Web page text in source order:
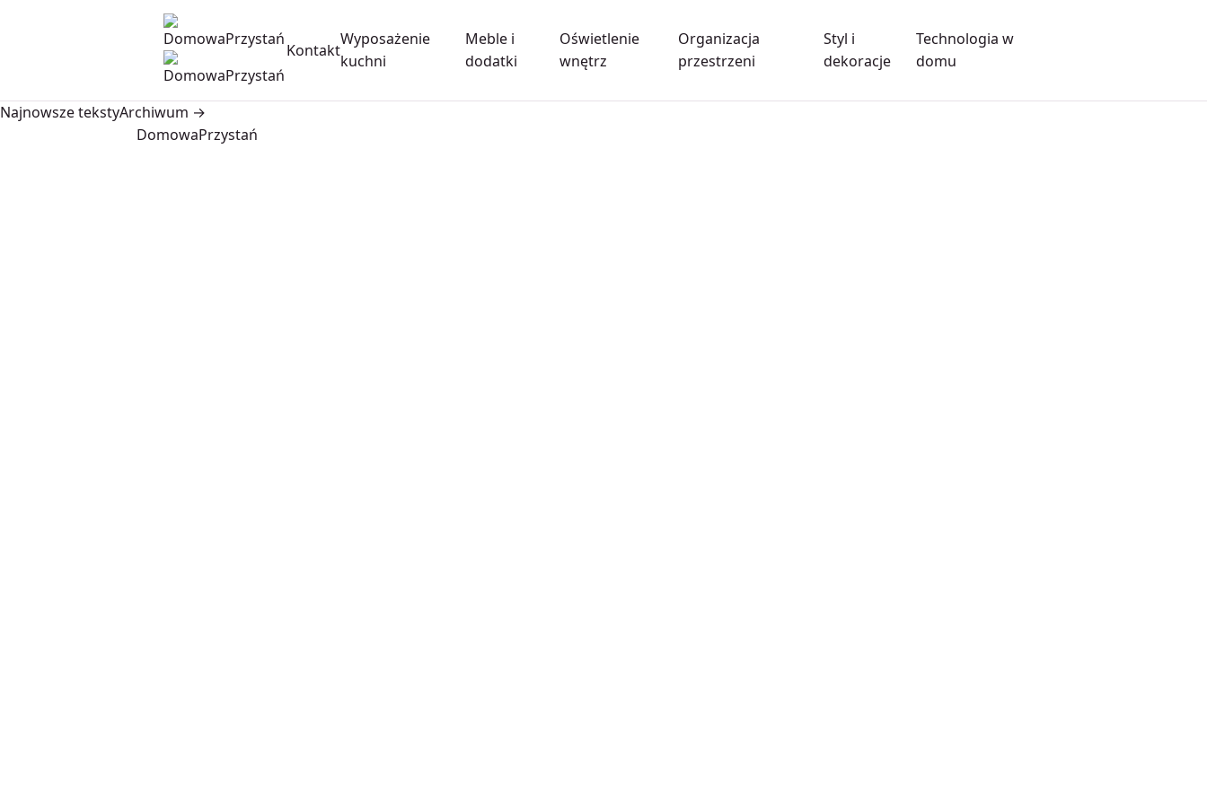
Kontakt
Wyposażenie
kuchni
Meble i
dodatki
Oświetlenie
wnętrz
Organizacja
przestrzeni
Styl i
dekoracje
Technologia w
domu
Najnowsze tekstyArchiwum →
DomowaPrzystań